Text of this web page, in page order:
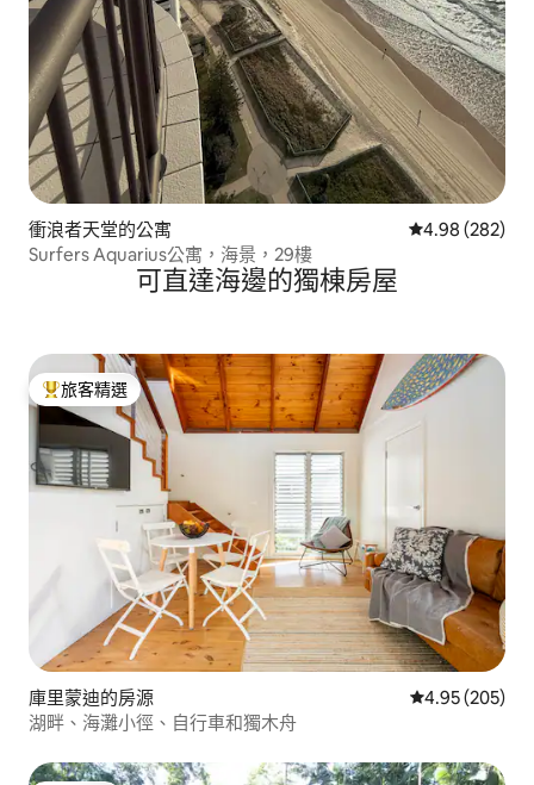
衝浪者天堂的公寓 從 282 則評價
4.98 (282)
Surfers Aquarius公寓，海景，29樓
可直達海邊的獨棟房屋
旅客精選榜首
旅客精選
庫里蒙迪的房源 從 205 則評價
4.95 (205)
湖畔、海灘小徑、自行車和獨木舟